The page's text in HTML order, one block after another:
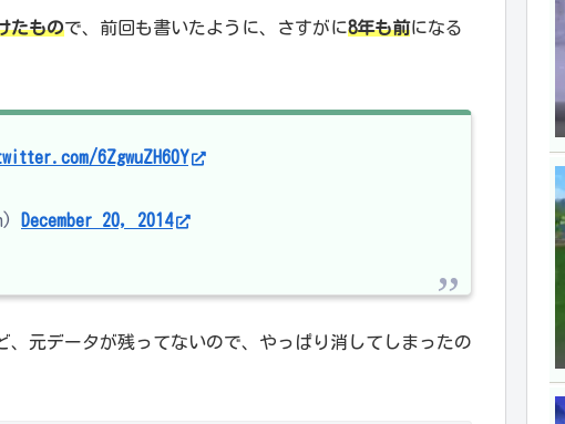
たもので、前回も書いたように、さすがに8年も前になる
6ZgwuZH60Y
December 20, 2014
、元データが残ってないので、やっぱり消してしまったの